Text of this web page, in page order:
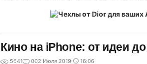
Кино на iPhone: от идеи
5641 002 Июля 2019 16:06